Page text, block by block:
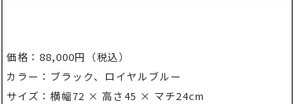
価格：88,000円（税込）
カラー：ブラック、ロイヤルブルー
サイズ：横幅72 × 高さ45 × マチ24cm